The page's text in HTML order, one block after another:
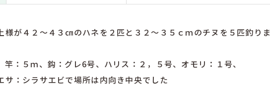
様が４２～４３㎝のハネを２匹と３２～３５ｃｍのチヌを５匹釣りま
竿：５ｍ、鈎：グレ6号、ハリス：２，５号、オモリ：１号、
サ：シラサエビで場所は内向き中央でした